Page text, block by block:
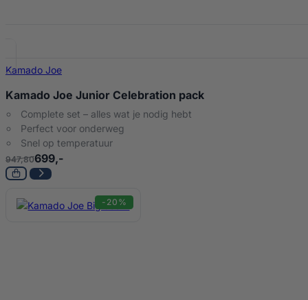
Kamado Joe
Kamado Joe Junior Celebration pack
Complete set – alles wat je nodig hebt
Perfect voor onderweg
Snel op temperatuur
947,80699,-
-20%